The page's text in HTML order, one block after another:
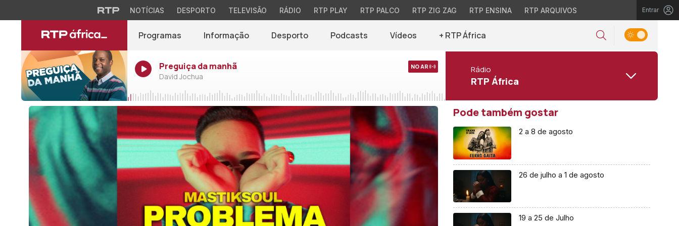
NOTÍCIAS DESPORTO TELEVISÃO RÁDIO RTP PLAY RTP PALCO RTP ZIG ZAG RTP ENSINA RTP ARQUIVOS Entrar
Programas Informação Desporto Podcasts Vídeos + RTP África
Preguiça da manhã
David Jochua
NO AR Rádio
RTP África
Pode também gostar
2 a 8 de agosto
26 de julho a 1 de agosto
19 a 25 de Julho